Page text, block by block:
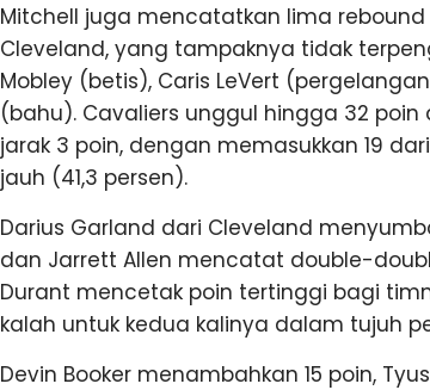
Mitchell juga mencatatkan lima
Cleveland, yang tampaknya tidak
Mobley (betis), Caris LeVert
(bahu). Cavaliers unggul hingga 32
jarak 3 poin, dengan memasukkan 19
jauh (41,3 persen).
Darius Garland dari Cleveland
dan Jarrett Allen mencatat double-
Durant mencetak poin tertinggi bagi
kalah untuk kedua kalinya dalam tujuh
Devin Booker menambahkan 15 poin,